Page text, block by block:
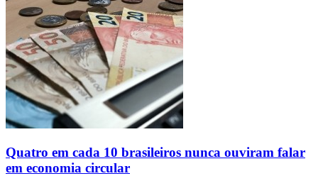
Quatro em cada 10 brasileiros nunca ouviram falar
em economia circular